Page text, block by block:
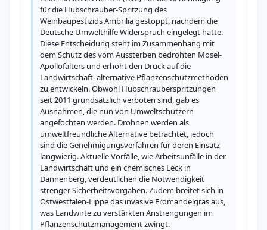
für die Hubschrauber-Spritzung des
Weinbaupestizids Ambrilia gestoppt, nachdem die
Deutsche Umwelthilfe Widerspruch eingelegt hatte.
Diese Entscheidung steht im Zusammenhang mit
dem Schutz des vom Aussterben bedrohten Mosel-
Apollofalters und erhöht den Druck auf die
Landwirtschaft, alternative Pflanzenschutzmethoden
zu entwickeln. Obwohl Hubschrauberspritzungen
seit 2011 grundsätzlich verboten sind, gab es
Ausnahmen, die nun von Umweltschützern
angefochten werden. Drohnen werden als
umweltfreundliche Alternative betrachtet, jedoch
sind die Genehmigungsverfahren für deren Einsatz
langwierig. Aktuelle Vorfälle, wie Arbeitsunfälle in der
Landwirtschaft und ein chemisches Leck in
Dannenberg, verdeutlichen die Notwendigkeit
strenger Sicherheitsvorgaben. Zudem breitet sich in
Ostwestfalen-Lippe das invasive Erdmandelgras aus,
was Landwirte zu verstärkten Anstrengungen im
Pflanzenschutzmanagement zwingt.